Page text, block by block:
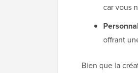
car vous
offrant
Bien que la